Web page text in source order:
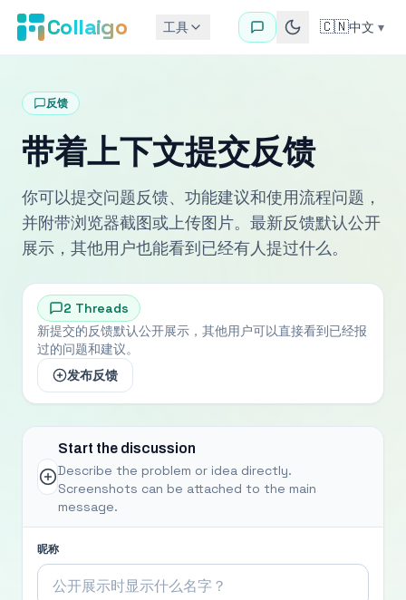
Collaigo 工具 🇨🇳中文 ▾
反馈
带着上下文提交反馈
你可以提交问题反馈、功能建议和使用流程问题，
并附带浏览器截图或上传图片。最新反馈默认公开
展示，其他用户也能看到已经有人提过什么。
2 Threads
新提交的反馈默认公开展示，其他用户可以直接看到已经报
过的问题和建议。
发布反馈
Start the discussion
Describe the problem or idea directly.
Screenshots can be attached to the main
message.
昵称